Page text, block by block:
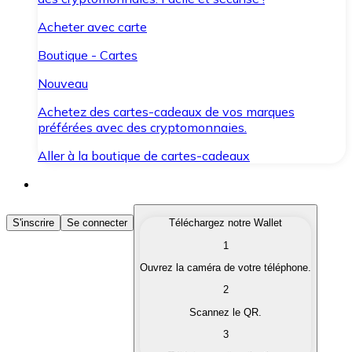
Acheter avec carte
Boutique - Cartes
Nouveau
Achetez des cartes-cadeaux de vos marques
préférées avec des cryptomonnaies.
Aller à la boutique de cartes-cadeaux
Acheter des Cryptomonnaies
Achetez les cryptomonnaies qui vous intéressent
Convertissez vos cryptomonnaies en monnaie
S'inscrire Se connecter
Téléchargez notre Wallet
1
Ouvrez la caméra de votre téléphone.
2
Scannez le QR.
3